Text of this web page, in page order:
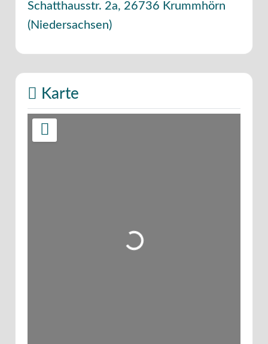
Schatthausstr. 2a, 26736 Krummhörn
(Niedersachsen)
Karte
Wird geladen …